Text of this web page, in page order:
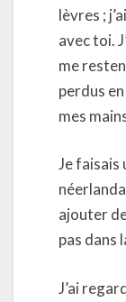
lèvres ;
avec toi.
me
perdus
mes
Je faisais
ajouter
pas dans
J’ai